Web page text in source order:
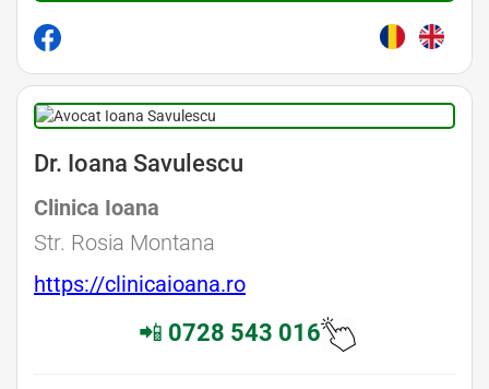
Dr. Ioana Savulescu
Clinica Ioana
Str. Rosia Montana
https://clinicaioana.ro
📲 0728 543 016